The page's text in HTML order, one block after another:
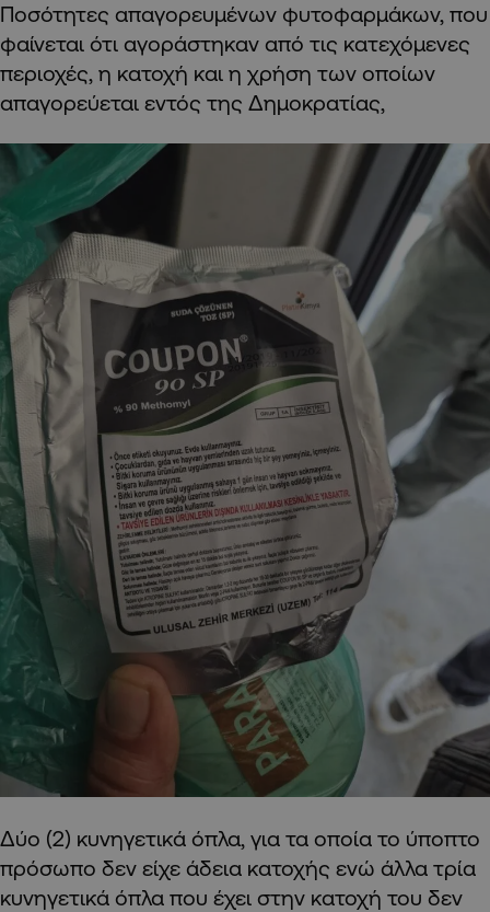
Ποσότητες απαγορευμένων φυτοφαρμάκων, που
φαίνεται ότι αγοράστηκαν από τις κατεχόμενες
περιοχές, η κατοχή και η χρήση των οποίων
απαγορεύεται εντός της Δημοκρατίας,
Δύο (2) κυνηγετικά όπλα, για τα οποία το ύποπτο
πρόσωπο δεν είχε άδεια κατοχής ενώ άλλα τρία
κυνηγετικά όπλα που έχει στην κατοχή του δεν